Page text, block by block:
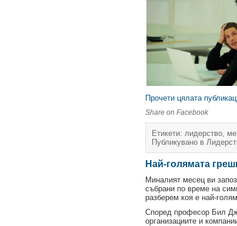
Прочети цялата
Share on Facebook
Етикети: лидерство,
Публикувано в
Най-голямата
Миналият месец ви
събрани по време на
разберем коя е най-
Според професор Бил
организациите и